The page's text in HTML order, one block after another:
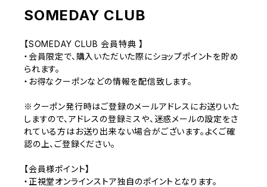
SOMEDAY CLUB
【SOMEDAY CLUB 会員特典 】
・会員限定で、購入いただいた際にショップポイントを貯め
られます。
・お得なクーポンなどの情報を配信致します。
※クーポン発行時はご登録のメールアドレスにお送りいた
しますので、アドレスの登録ミスや、迷惑メールの設定をさ
れている方はお送り出来ない場合がございます。よくご確
認の上、ご登録ください。
【会員様ポイント】
・正視堂オンラインストア独自のポイントとなります。